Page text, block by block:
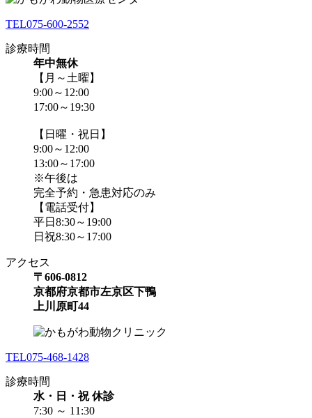
TEL075-600-2552
診療時間
年中無休
【月～土曜】
9:00～12:00
17:00～19:30
【日曜・祝日】
9:00～12:00
13:00～17:00
※午後は
完全予約・急患対応のみ
【電話受付】
平日8:30～19:00
日祝8:30～17:00
アクセス
〒606-0812
京都府京都市左京区下鴨
上川原町44
TEL075-468-1428
診療時間
水・日・祝 休診
7:30 ～ 11:30